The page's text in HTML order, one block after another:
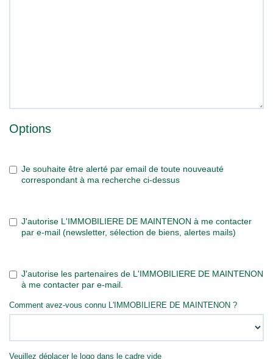
Options
Je souhaite être alerté par email de toute nouveauté
correspondant à ma recherche ci-dessus
J'autorise L'IMMOBILIERE DE MAINTENON à me contacter
par e-mail (newsletter, sélection de biens, alertes mails)
J'autorise les partenaires de L'IMMOBILIERE DE MAINTENON
à me contacter par e-mail.
Comment avez-vous connu L'IMMOBILIERE DE MAINTENON ?
Veuillez déplacer le logo dans le cadre vide